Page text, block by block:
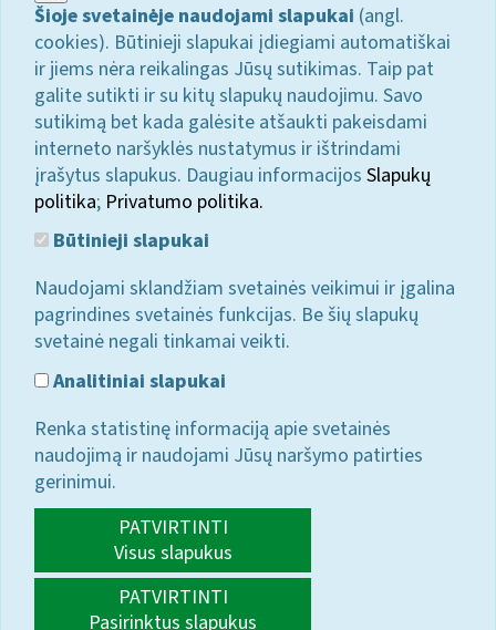
Šioje svetainėje naudojami slapukai (angl.
cookies). Būtinieji slapukai įdiegiami automatiškai
ir jiems nėra reikalingas Jūsų sutikimas. Taip pat
galite sutikti ir su kitų slapukų naudojimu. Savo
sutikimą bet kada galėsite atšaukti pakeisdami
interneto naršyklės nustatymus ir ištrindami
įrašytus slapukus. Daugiau informacijos Slapukų
politika; Privatumo politika.
Būtinieji slapukai
Naudojami sklandžiam svetainės veikimui ir įgalina
pagrindines svetainės funkcijas. Be šių slapukų
svetainė negali tinkamai veikti.
Analitiniai slapukai
Renka statistinę informaciją apie svetainės
naudojimą ir naudojami Jūsų naršymo patirties
gerinimui.
PATVIRTINTI
Visus slapukus
PATVIRTINTI
Pasirinktus slapukus